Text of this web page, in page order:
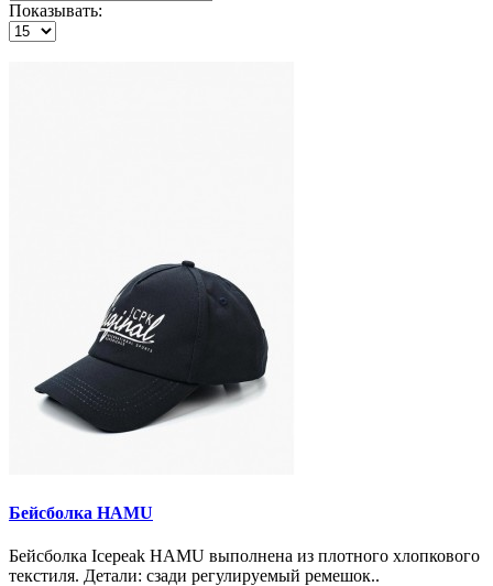
Показывать:
Бейсболка HAMU
Бейсболка Icepeak HAMU выполнена из плотного хлопкового
текстиля. Детали: сзади регулируемый ремешок..